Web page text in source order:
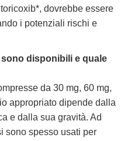
dovrebbe essere
i potenziali rischi e
disponibili e quale
da 30 mg, 60 mg,
appropriato dipende dalla
e dalla sua gravità. Ad
sono spesso usati per